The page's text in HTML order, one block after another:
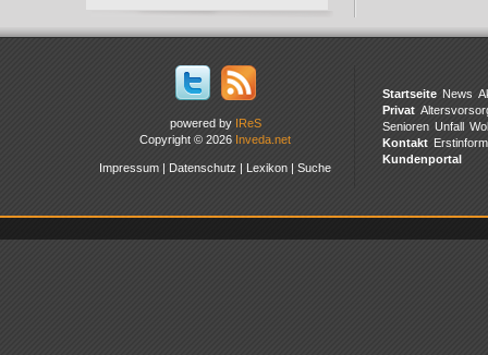
powered by IReS
Copyright © 2026 Inveda.net
Impressum | Datenschutz | Lexikon | Suche
Startseite News
Privat
Senioren Unfall
Kontakt
Kundenportal